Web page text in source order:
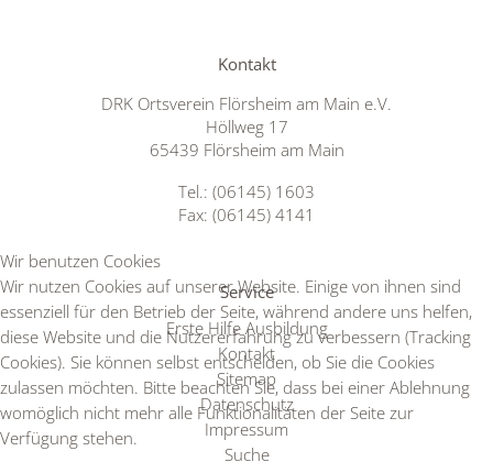
Kontakt
DRK Ortsverein Flörsheim am Main e.V.
Höllweg 17
65439 Flörsheim am Main
Tel.: (06145) 1603
Fax: (06145) 4141
Service
Erste Hilfe Ausbildung
Kontakt
Sitemap
Datenschutz
Impressum
Suche
Wir benutzen Cookies
Wir nutzen Cookies auf unserer Website. Einige von ihnen sind
essenziell für den Betrieb der Seite, während andere uns helfen,
diese Website und die Nutzererfahrung zu verbessern (Tracking
Cookies). Sie können selbst entscheiden, ob Sie die Cookies
zulassen möchten. Bitte beachten Sie, dass bei einer Ablehnung
womöglich nicht mehr alle Funktionalitäten der Seite zur
Verfügung stehen.